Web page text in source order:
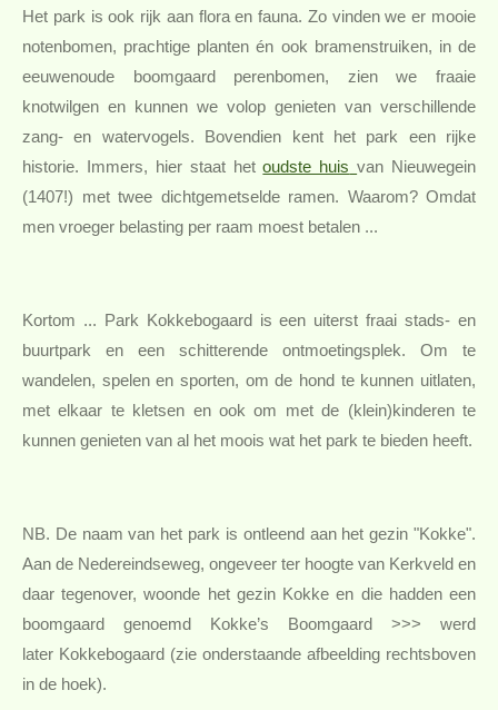
Het park is ook rijk aan flora en fauna. Zo vinden we er mooie
notenbomen, prachtige planten én ook bramenstruiken, in de
eeuwenoude boomgaard perenbomen, zien we fraaie
knotwilgen en kunnen we volop genieten van verschillende
zang- en watervogels. Bovendien kent het park een rijke
historie. Immers, hier staat het oudste huis van Nieuwegein
(1407!) met twee dichtgemetselde ramen. Waarom? Omdat
men vroeger belasting per raam moest betalen ...
Kortom ... Park Kokkebogaard is een uiterst fraai stads- en
buurtpark en een schitterende ontmoetingsplek. Om te
wandelen, spelen en sporten, om de hond te kunnen uitlaten,
met elkaar te kletsen en ook om met de (klein)kinderen te
kunnen genieten van al het moois wat het park te bieden heeft.
NB. De naam van het park is ontleend aan het gezin "Kokke".
Aan de Nedereindseweg, ongeveer ter hoogte van Kerkveld en
daar tegenover, woonde het gezin Kokke en die hadden een
boomgaard genoemd Kokke’s Boomgaard >>> werd
later Kokkebogaard (zie onderstaande afbeelding rechtsboven
in de hoek).